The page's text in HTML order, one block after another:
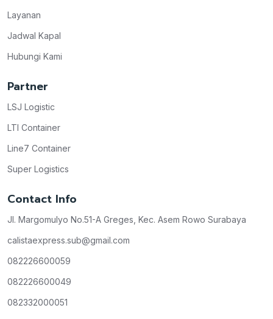
Layanan
Jadwal Kapal
Hubungi Kami
Partner
LSJ Logistic
LTI Container
Line7 Container
Super Logistics
Contact Info
Jl. Margomulyo No.51-A Greges, Kec. Asem Rowo Surabaya
calistaexpress.sub@gmail.com
082226600059
082226600049
082332000051